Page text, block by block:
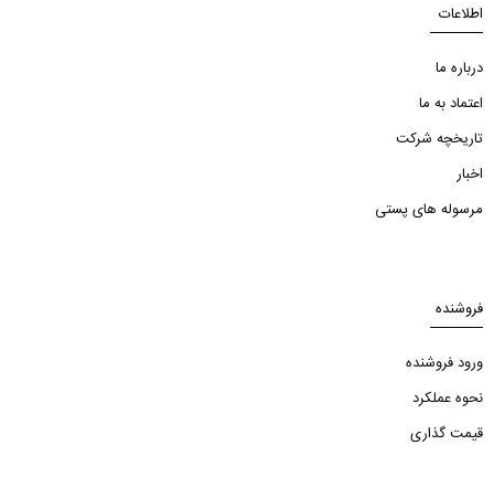
اطلاعات
درباره ما
اعتماد به ما
تاریخچه شرکت
اخبار
مرسوله های پستی
فروشنده
ورود فروشنده
نحوه عملکرد
قیمت گذاری